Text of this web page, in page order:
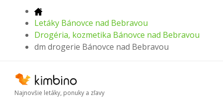
Letáky Bánovce nad Bebravou
Drogéria, kozmetika Bánovce nad Bebravou
dm drogerie Bánovce nad Bebravou
Najnovšie letáky, ponuky a zľavy